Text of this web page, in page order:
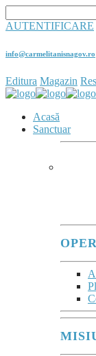
AUTENTIFICARE
info@carmelitanisnagov.ro
Editura Magazin
Acasă
Sanctuar